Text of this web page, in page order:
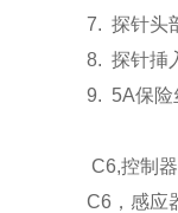
7.探针头
8.探针挿
9. 5A保险
C6,控制器
C6，感应